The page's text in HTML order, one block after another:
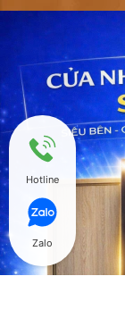
Hotline
Zalo